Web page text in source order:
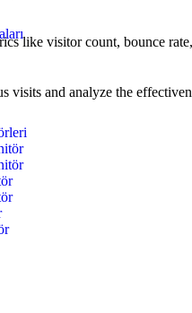
like visitor count, bounce
visits and analyze the